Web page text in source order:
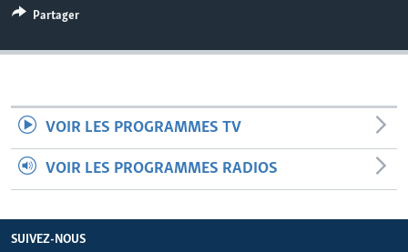
Partager
VOIR LES PROGRAMMES TV
VOIR LES PROGRAMMES RADIOS
SUIVEZ-NOUS